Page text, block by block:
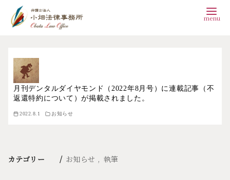
動
月刊デンタルダイヤモンド（2022年8月号）に連載記事（不
返還特約について）が掲載されました。
2022.8.1 お知らせ
カテゴリー お知らせ 執筆